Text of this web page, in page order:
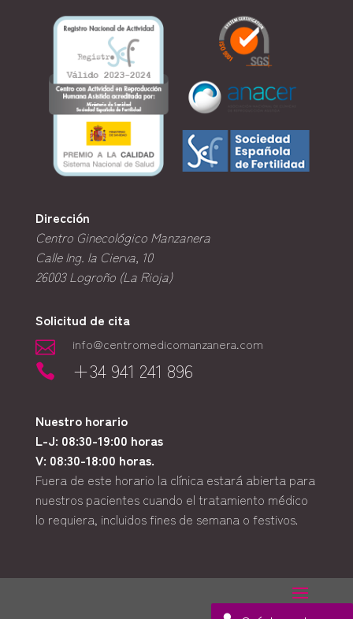
Dirección
Centro Ginecológico Manzanera
Calle Ing. la Cierva, 10
26003Logroño (La Rioja)
Solicitud de cita
 info@centromedicomanzanera.com
 +34 941 241 896
Nuestro horario
L-J: 08:30-19:00 horas
V: 08:30-18:00 horas.
Fuera de este horario la clínica estará abierta para
nuestros pacientes cuando el tratamiento médico
lo requiera, incluidos fines de semana o festivos.